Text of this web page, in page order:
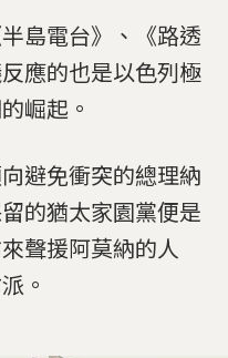
島電台》、《路透
應的也是以色列極
崛起。
避免衝突的總理納
的猶太家園黨便是
聲援阿莫納的人
。